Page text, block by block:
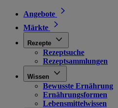
Angebote
Märkte
Rezepte
Rezeptsuche
Rezeptsammlungen
Wissen
Bewusste Ernährung
Ernährungsformen
Lebensmittelwissen